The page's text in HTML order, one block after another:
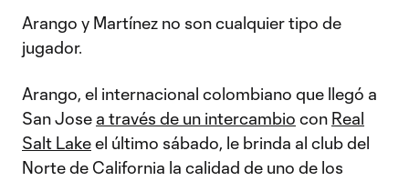
Arango y Martínez no son cualquier tipo de
jugador.
Arango, el internacional colombiano que llegó a
San Jose a través de un intercambio con Real
Salt Lakeel último sábado, le brinda al club del
Norte de California la calidad de uno de los